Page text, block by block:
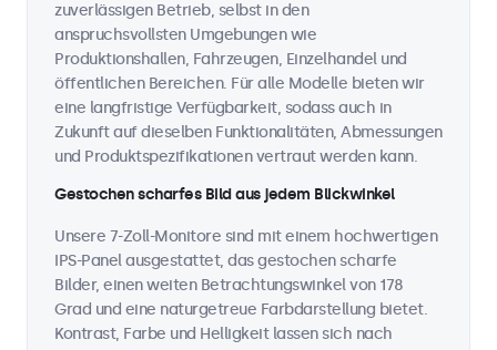
zuverlässigen Betrieb, selbst in den
anspruchsvollsten Umgebungen wie
Produktionshallen, Fahrzeugen, Einzelhandel und
öffentlichen Bereichen. Für alle Modelle bieten wir
eine langfristige Verfügbarkeit, sodass auch in
Zukunft auf dieselben Funktionalitäten, Abmessungen
und Produktspezifikationen vertraut werden kann.
Gestochen scharfes Bild aus jedem Blickwinkel
Unsere 7-Zoll-Monitore sind mit einem hochwertigen
IPS-Panel ausgestattet, das gestochen scharfe
Bilder, einen weiten Betrachtungswinkel von 178
Grad und eine naturgetreue Farbdarstellung bietet.
Kontrast, Farbe und Helligkeit lassen sich nach